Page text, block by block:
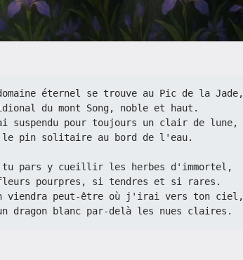
Mon domaine éternel se trouve au Pic de la Jade,
du mont Song, noble et haut.
J'y ai suspendu pour toujours un clair de lune,
pin solitaire au bord de l'eau.
Toi, tu pars y cueillir les herbes d'immortel,
pourpres, si tendres et si rares.
Un an viendra peut-être où j'irai vers ton ciel,
un dragon blanc par-delà les nues claires.